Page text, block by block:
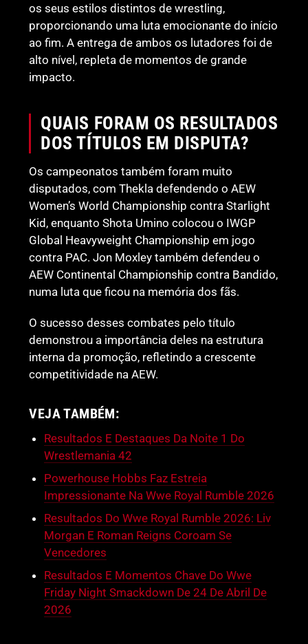
os seus estilos distintos de wrestling,
proporcionando uma luta emocionante do início
ao fim. A entrega de ambos os lutadores foi de
alto nível, repleta de momentos de grande
impacto.
QUAIS FORAM OS RESULTADOS
DOS TÍTULOS EM DISPUTA?
Os campeonatos também foram muito
disputados, com Thekla defendendo o AEW
Women’s World Championship contra Starlight
Kid, enquanto Shota Umino colocou o IWGP
Global Heavyweight Championship em jogo
contra PAC. Jon Moxley também defendeu o
AEW Continental Championship contra Bandido,
numa luta que ficou na memória dos fãs.
O sucesso desses combates pelo título
demonstrou a importância deles na estrutura
interna da promoção, refletindo a crescente
competitividade na AEW.
VEJA TAMBÉM:
Resultados E Destaques Da Noite 1 Do
Wrestlemania 42
Powerhouse Hobbs Faz Estreia
Impressionante Na Wwe Royal Rumble 2026
Resultados Do Wwe Royal Rumble 2026: Liv
Morgan E Roman Reigns Coroam Se
Vencedores
Resultados E Momentos Chave Do Wwe
Friday Night Smackdown De 24 De Abril De
2026